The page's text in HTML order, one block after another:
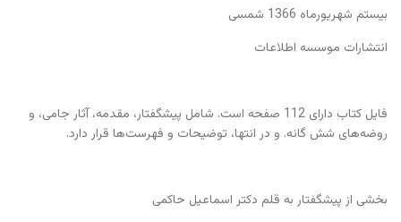
بیستم شهریورماه 1366 شمسی
انتشارات موسسه اطلاعات
فایل کتاب دارای 112 صفحه است. شامل پیشگفتار، مقدمه، آثار جامی، و
روضه‌های شش گانه. و در انتها، توضیحات و فهرست‌ها قرار دارد.
بخشی از پیشگفتار به قلم دکتر اسماعیل حاکمی